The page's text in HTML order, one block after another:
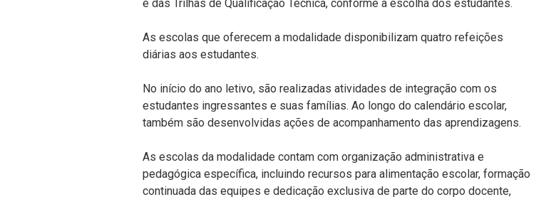
e das Trilhas de Qualificação Técnica, conforme a escolha dos estudantes.
As escolas que oferecem a modalidade disponibilizam quatro refeições
diárias aos estudantes.
No início do ano letivo, são realizadas atividades de integração com os
estudantes ingressantes e suas famílias. Ao longo do calendário escolar,
também são desenvolvidas ações de acompanhamento das aprendizagens.
As escolas da modalidade contam com organização administrativa e
pedagógica específica, incluindo recursos para alimentação escolar, formação
continuada das equipes e dedicação exclusiva de parte do corpo docente,